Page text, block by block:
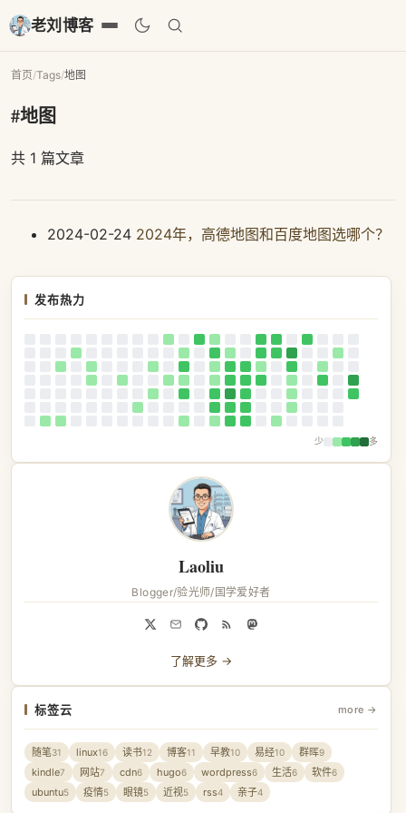
老刘博客
首页/Tags/地图
#地图
共 1 篇文章
2024-02-24 2024年，高德地图和百度地图选哪个？
发布热力
少 多
Laoliu
Blogger/验光师/国学爱好者
了解更多 →
标签云 more →
随笔31 linux16 读书12 博客11 早教10 易经10 群晖9
kindle7 网站7 cdn6 hugo6 wordpress6 生活6 软件6
ubuntu5 疫情5 眼镜5 近视5 rss4 亲子4